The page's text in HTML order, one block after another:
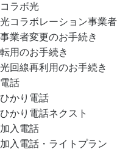
コラボ光
光コラボレーション事業
事業者変更のお手続き
転用のお手続き
光回線再利用のお手続き
電話
ひかり電話
ひかり電話ネクスト
加入電話
加入電話・ライトプラン